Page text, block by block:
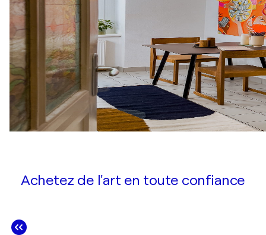
Achetez de l'art en toute confiance